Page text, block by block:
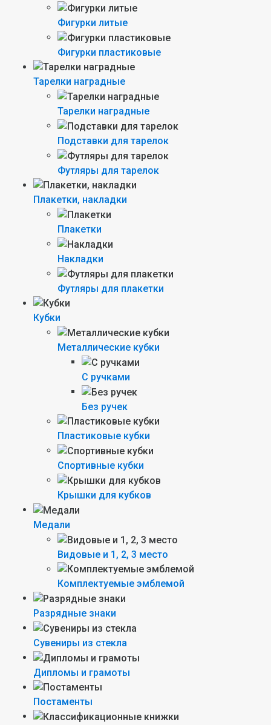
Фигурки литые
Фигурки пластиковые
Тарелки наградные
Тарелки наградные
Подставки для тарелок
Футляры для тарелок
Плакетки, накладки
Плакетки
Накладки
Футляры для плакетки
Кубки
Металлические кубки
С ручками
Без ручек
Пластиковые кубки
Спортивные кубки
Крышки для кубков
Медали
Видовые и 1, 2, 3 место
Комплектуемые эмблемой
Разрядные знаки
Сувениры из стекла
Дипломы и грамоты
Постаменты